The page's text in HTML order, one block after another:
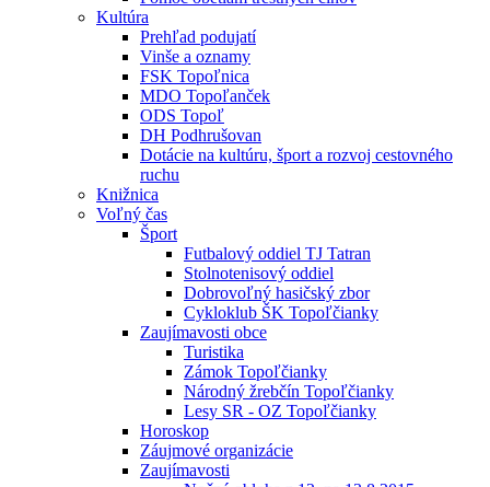
Kultúra
Prehľad podujatí
Vinše a oznamy
FSK Topoľnica
MDO Topoľanček
ODS Topoľ
DH Podhrušovan
Dotácie na kultúru, šport a rozvoj cestovného
ruchu
Knižnica
Voľný čas
Šport
Futbalový oddiel TJ Tatran
Stolnotenisový oddiel
Dobrovoľný hasičský zbor
Cykloklub ŠK Topoľčianky
Zaujímavosti obce
Turistika
Zámok Topoľčianky
Národný žrebčín Topoľčianky
Lesy SR - OZ Topoľčianky
Horoskop
Záujmové organizácie
Zaujímavosti